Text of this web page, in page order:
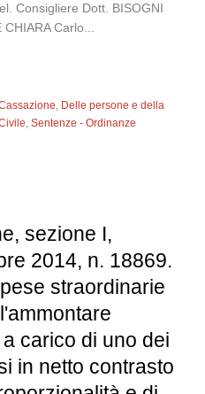
Consigliere Dott. BISOGNI
Carlo...
, Delle persone e della
,Sentenze - Ordinanze
sezione I,
2014, n. 18869.
straordinarie
carico di uno dei
in netto contrasto